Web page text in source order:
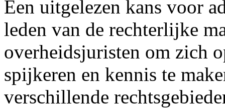
Een uitgelezen kans voor
leden van de rechterlijke
overheidsjuristen om zich
spijkeren en kennis te
verschillende